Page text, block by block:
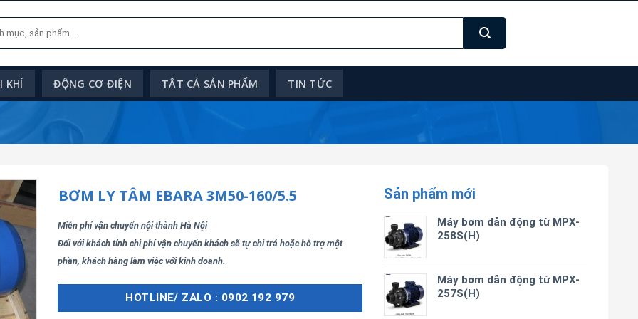
KHÍ ĐỘNG CƠ ĐIỆN TẤT CẢ SẢN PHẨM TIN TỨC
Sản phẩm mới
Máy bơm dẫn động từ MPX-
258S(H)
Máy bơm dẫn động từ MPX-
257S(H)
BƠM LY TÂM EBARA 3M50-160/5.5
Miễn phí vận chuyển nội thành Hà Nội
Đối với khách tỉnh chi phí vận chuyển khách sẽ tự chi trả hoặc hỗ trợ một
phần, khách hàng làm việc với kinh doanh.
HOTLINE/ ZALO : 0902 192 979